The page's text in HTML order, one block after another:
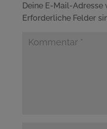
Deine E-Mail-
Erforderliche Felder